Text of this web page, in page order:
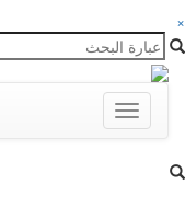
×
Toggle
navigation